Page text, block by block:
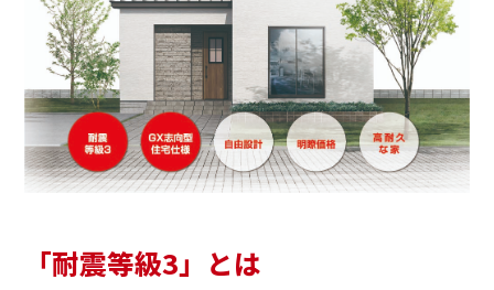
「耐震等級3」とは